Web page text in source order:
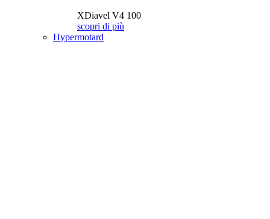
XDiavel V4 100
scopri di più
Hypermotard